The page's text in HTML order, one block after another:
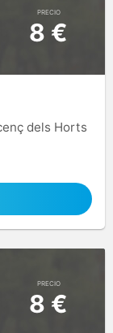
PRECIO
8 €
dels Horts
PRECIO
8 €